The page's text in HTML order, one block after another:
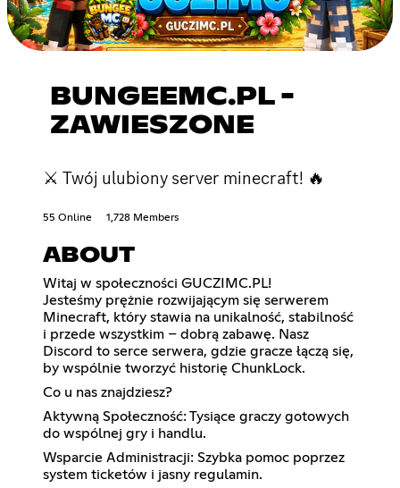
BUNGEEMC.PL -
ZAWIESZONE
⚔ Twój ulubiony server minecraft! 🔥
55 Online 1,728 Members
ABOUT
Witaj w społeczności GUCZIMC.PL!
Jesteśmy prężnie rozwijającym się serwerem
Minecraft, który stawia na unikalność, stabilność
i przede wszystkim – dobrą zabawę. Nasz
Discord to serce serwera, gdzie gracze łączą się,
by wspólnie tworzyć historię ChunkLock.
Co u nas znajdziesz?
Aktywną Społeczność: Tysiące graczy gotowych
do wspólnej gry i handlu.
Wsparcie Administracji: Szybka pomoc poprzez
system ticketów i jasny regulamin.